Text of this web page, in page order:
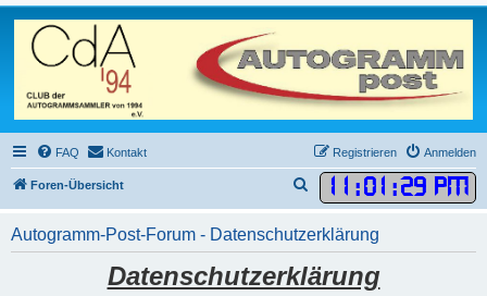
FAQ Kontakt Anmelden
Registrieren
Foren-Übersicht 11 :01 :30 PM
u
c
e
Autogramm-Post-Forum - Datenschutzerklärung
Datenschutzerklärung